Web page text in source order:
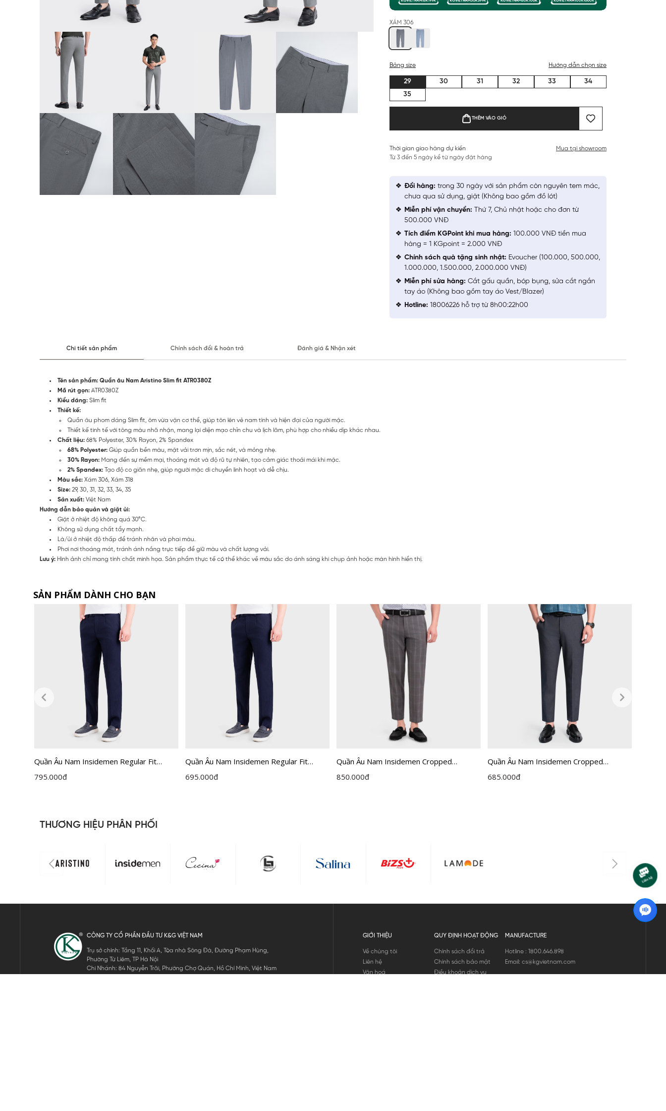
XÁM 306
Bảng size Hướng dẫn chọn size
29 30 31 32 33
34
35
THÊM VÀO GIỎ
Thời gian giao hàng dự kiến
Từ 3 đến 5 ngày kể từ ngày đặt hàng
Mua tại showroom
Đổi hàng: trong 30 ngày với sản phẩm còn nguyên tem mác,
chưa qua sử dụng, giặt (Không bao gồm đồ lót)
Miễn phí vận chuyển: Thứ 7, Chủ nhật hoặc cho đơn từ
500.000 VNĐ
Tích điểm KGPoint khi mua hàng: 100.000 VNĐ tiền mua
hàng = 1 KGpoint = 2.000 VNĐ
Chính sách quà tặng sinh nhật: Evoucher (100.000, 500.000,
1.000.000, 1.500.000, 2.000.000 VNĐ)
Miễn phí sửa hàng: Cắt gấu quần, bóp bụng, sửa cắt ngắn
tay áo (Không bao gồm tay áo Vest/Blazer)
Hotline: 18006226 hỗ trợ từ 8h00:22h00
Chi tiết sản phẩm Chính sách đổi & hoàn trả Đánh giá & Nhận xét
Tên sản phẩm: Quần âu Nam Aristino Slim fit ATR0380Z
Mã rút gọn: ATR0380Z
Kiểu dáng: Slim fit
Thiết kế:
Quần âu phom dáng Slim fit, ôm vừa vặn cơ thể, giúp tôn lên vẻ nam tính và hiện đại của người mặc.
Thiết kế tinh tế với tông màu nhã nhặn, mang lại diện mạo chỉn chu và lịch lãm, phù hợp cho nhiều dịp khác nhau.
Chất liệu: 68% Polyester, 30% Rayon, 2% Spandex
68% Polyester: Giúp quần bền màu, mặt vải trơn mịn, sắc nét, và mỏng nhẹ.
30% Rayon: Mang đến sự mềm mại, thoáng mát và độ rũ tự nhiên, tạo cảm giác thoải mái khi mặc.
2% Spandex: Tạo độ co giãn nhẹ, giúp người mặc di chuyển linh hoạt và dễ chịu.
Màu sắc: Xám 306, Xám 318
Size: 29, 30, 31, 32, 33, 34, 35
Sản xuất: Việt Nam
Hướng dẫn bảo quản và giặt ủi:
Giặt ở nhiệt độ không quá 30°C.
Không sử dụng chất tẩy mạnh.
Là/ủi ở nhiệt độ thấp để tránh nhăn và phai màu.
Phơi nơi thoáng mát, tránh ánh nắng trực tiếp để giữ màu và chất lượng vải.
Lưu ý: Hình ảnh chỉ mang tính chất minh họa. Sản phẩm thực tế có thể khác về màu sắc do ánh sáng khi chụp ảnh hoặc màn hình hiển thị.
SẢN PHẨM DÀNH CHO BẠN
Quần Âu Nam Insidemen Regular Fit
795.000đ
Quần Âu Nam Insidemen Regular Fit
695.000đ
Quần Âu Nam Insidemen Cropped
ITR030F0H0
850.000đ
Quần Âu Nam Insidemen Cropped
ITR0360Z
685.000đ
THƯƠNG HIỆU PHÂN PHỐI
CÔNG TY CỔ PHẦN ĐẦU TƯ K&G VIỆT NAM
Trụ sở chính: Tầng 11, Khối A, Tòa nhà Sông Đà, Đường Phạm Hùng,
Phường Từ Liêm, TP Hà Nội
Chi Nhánh: 84 Nguyễn Trãi, Phường Chợ Quán, Hồ Chí Minh, Việt Nam
GIỚI THIỆU
Về chúng tôi
Liên hệ
Văn hoá
QUY ĐỊNH HOẠT ĐỘNG
Chính sách đổi trả
Chính sách bảo mật
Điều khoản dịch vụ
MANUFACTURE
Hotline : 1800.646.898
Email: cs@kgvietnam.com